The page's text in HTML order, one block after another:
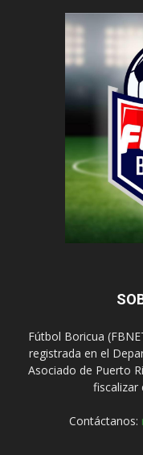
Fútbol Boricua
registrada en el
Asociado de Puerto
fiscalizar
Contáctanos: